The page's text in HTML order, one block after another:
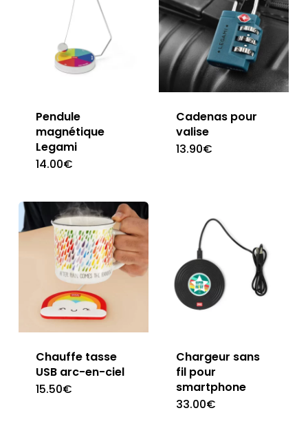
Pendule
magnétique
Legami
14.00€
Cadenas pour
valise
13.90€
Chauffe tasse
USB arc-en-ciel
15.50€
Chargeur sans
fil pour
smartphone
33.00€